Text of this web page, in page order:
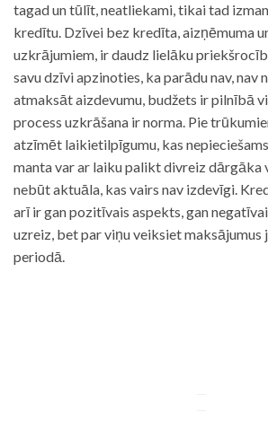
tagad un tūlīt, neatliekami, tikai tad
kredītu. Dzīvei bez kredīta, aizņēmuma
uzkrājumiem, ir daudz lielāku
savu dzīvi apzinoties, ka parādu nav, nav
atmaksāt aizdevumu, budžets ir pilnībā
process uzkrāšana ir norma. Pie
atzīmēt laikietilpīgumu, kas
manta var ar laiku palikt divreiz dārgāka
nebūt aktuāla, kas vairs nav izdevīgi.
arī ir gan pozitīvais aspekts, gan
uzreiz, bet par viņu veiksiet maksājumus
periodā.